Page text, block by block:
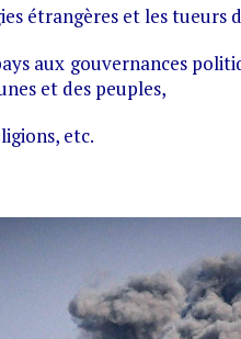
étrangères et les tueurs
aux gouvernances
et des peuples,
etc.